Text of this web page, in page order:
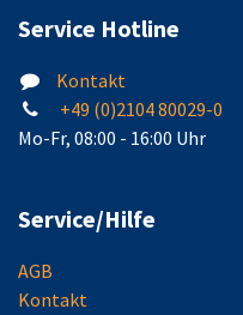
Service Hotline
Kontakt
+49 (0)2104 80029-0
Mo-Fr, 08:00 - 16:00 Uhr
Service/Hilfe
AGB
Kontakt